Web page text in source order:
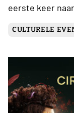
eerste keer
CULTURELE